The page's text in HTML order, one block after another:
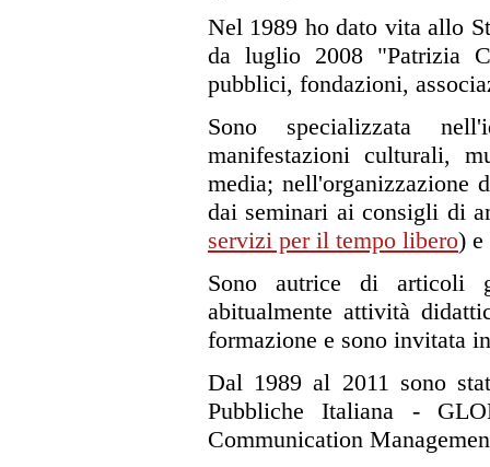
Nel 1989 ho dato vita allo
da luglio 2008 "Patrizia
pubblici, fondazioni,
Sono specializzata
manifestazioni culturali,
media;
dai seminari ai consigli di
servizi per il tempo libero) e
Sono autrice di articoli
abitualmente attività
formazione e sono invitata
Dal 1989 al 2011 sono
Pubbliche Italiana -
Communication